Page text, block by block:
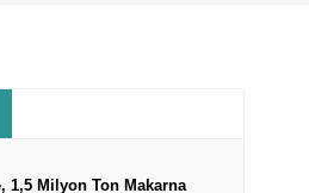
1,5 Milyon Ton Makarna